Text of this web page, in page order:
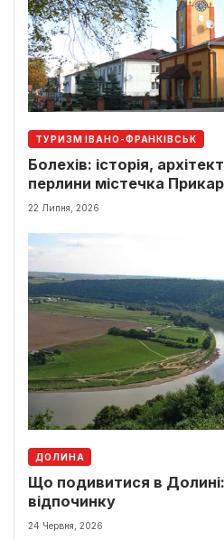
ТУРИЗМ ІВАНО-ФРАНКІВСЬК
Болехів: історія,
перлини містечка
22 Липня, 2026
ДОЛИНА
Що подивитися в
відпочинку
24 Червня, 2026